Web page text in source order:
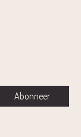
Abonneer